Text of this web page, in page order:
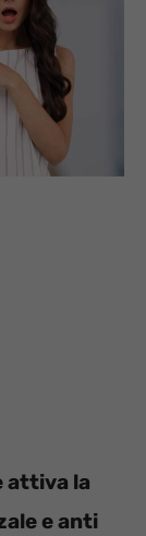
attiva la
e anti